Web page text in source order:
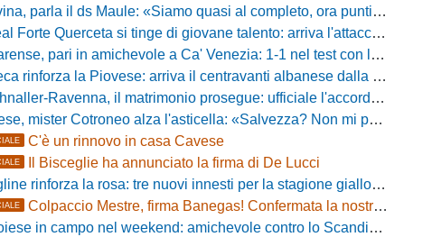
parla il ds Maule: «Siamo quasi al completo, ora puntiamo sugli esterni d'attacco»
Forte Querceta si tinge di giovane talento: arriva l'attaccante Lucchesi
pari in amichevole a Ca' Venezia: 1-1 nel test con la Primavera lagunare
rinforza la Piovese: arriva il centravanti albanese dalla serie D
Ravenna, il matrimonio prosegue: ufficiale l'accordo quinquennale per l'attacco
mister Cotroneo alza l'asticella: «Salvezza? Non mi pongo limiti, voglio vincere più partite possibile»
C'è un rinnovo in casa Cavese
Il Bisceglie ha annunciato la firma di De Lucci
rinforza la rosa: tre nuovi innesti per la stagione gialloblù
Colpaccio Mestre, firma Banegas! Confermata la nostra anteprima
in campo nel weekend: amichevole contro lo Scandicci allo stadio Strulli di Monsummano